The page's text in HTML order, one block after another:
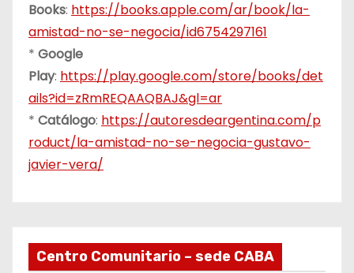
Books: https://books.apple.com/ar/book/la-
amistad-no-se-negocia/id6754297161
* Google
Play: https://play.google.com/store/books/det
ails?id=zRmREQAAQBAJ&gl=ar
* Catálogo: https://autoresdeargentina.com/p
roduct/la-amistad-no-se-negocia-gustavo-
javier-vera/
Centro Comunitario – sede CABA